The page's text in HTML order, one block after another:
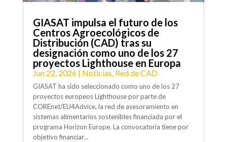
GIASAT impulsa el futuro de los
Centros Agroecológicos de
Distribución (CAD) tras su
designación como uno de los 27
proyectos Lighthouse en Europa
Jun 22, 2026| Noticias, Red de CAD
GIASAT ha sido seleccionado como uno de los 27
proyectos europeos Lighthouse por parte de
COREnet/EU4Advice, la red de asesoramiento en
sistemas alimentarios sostenibles financiada por el
programa Horizon Europe. La convocatoria tiene por
objetivo financiar...